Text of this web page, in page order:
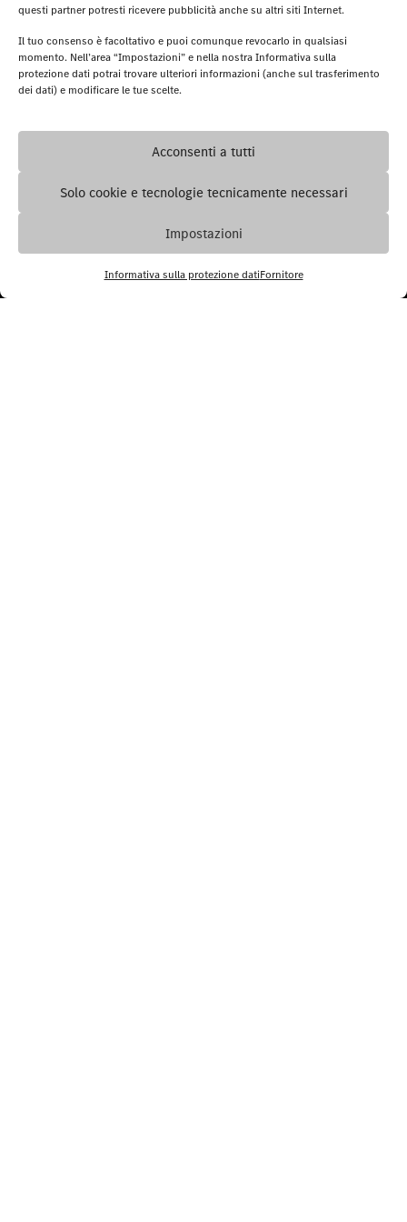
questi partner potresti ricevere pubblicità anche su altri siti Internet.
Il tuo consenso è facoltativo e puoi comunque revocarlo in qualsiasi
momento. Nell’area “Impostazioni” e nella nostra Informativa sulla
protezione dati potrai trovare ulteriori informazioni (anche sul trasferimento
dei dati) e modificare le tue scelte.
Acconsenti a tutti
Solo cookie e tecnologie tecnicamente necessari
Impostazioni
Informativa sulla protezione datiFornitore
Service
Service Contracts
Accessori
Collection & Merchandise
© 2026. Mercedes-Benz Italia - P.IVA
Protezione dati
Impostazioni
Digital Services Act
Accessibilità